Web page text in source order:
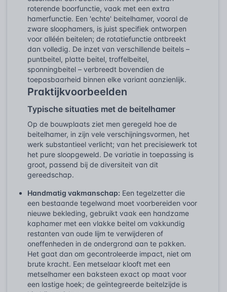
roterende boorfunctie, vaak met een extra
hamerfunctie. Een 'echte' beitelhamer, vooral de
zware sloophamers, is juist specifiek ontworpen
voor alléén beitelen; de rotatiefunctie ontbreekt
dan volledig. De inzet van verschillende beitels –
puntbeitel, platte beitel, troffelbeitel,
sponningbeitel – verbreedt bovendien de
toepasbaarheid binnen elke variant aanzienlijk.
Praktijkvoorbeelden
Typische situaties met de beitelhamer
Op de bouwplaats ziet men geregeld hoe de
beitelhamer, in zijn vele verschijningsvormen, het
werk substantieel verlicht; van het precisiewerk tot
het pure sloopgeweld. De variatie in toepassing is
groot, passend bij de diversiteit van dit
gereedschap.
Handmatig vakmanschap: Een tegelzetter die
een bestaande tegelwand moet voorbereiden voor
nieuwe bekleding, gebruikt vaak een handzame
kaphamer met een vlakke beitel om vakkundig
restanten van oude lijm te verwijderen of
oneffenheden in de ondergrond aan te pakken.
Het gaat dan om gecontroleerde impact, niet om
brute kracht. Een metselaar klooft met een
metselhamer een baksteen exact op maat voor
een lastige hoek; de geïntegreerde beitelzijde is